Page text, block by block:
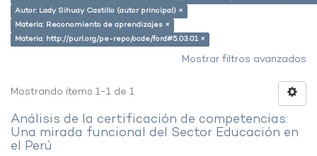
Autor: Lady Sihuay Castillo (autor principal) ×
Materia: Reconomiento de aprendizajes ×
Materia: http://purl.org/pe-repo/ocde/ford#5.03.01 ×
Mostrar filtros avanzados
Mostrando ítems 1-1 de 1
Análisis de la certificación de competencias:
Una mirada funcional del Sector Educación en
el Perú